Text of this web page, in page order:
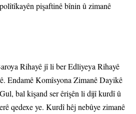
pişaftinê bînin û zimanê
Rihayê jî li ber Edliyeya Rihayê
Endamê Komîsyona Zimanê Dayikê
bal kişand ser êrişên li dijî kurdî û
qedexe ye. Kurdî hêj nebûye zimanê